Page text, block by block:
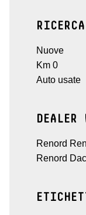
Nuove
Km 0
Auto usate
DEALER
Renord
Renord